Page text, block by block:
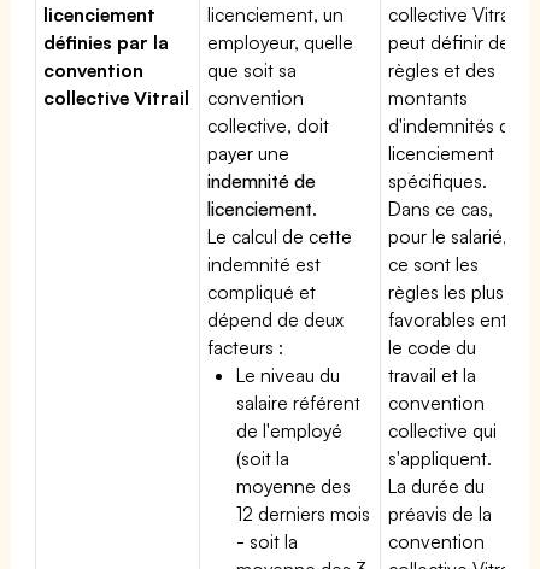
licenciement
définies par la
convention
collective Vitrail
licenciement, un
employeur, quelle
que soit sa
convention
collective, doit
payer une
indemnité de
licenciement.
Le calcul de cette
indemnité est
compliqué et
dépend de deux
facteurs :
Le niveau du
salaire référent
de l'employé
(soit la
moyenne des
12 derniers mois
- soit la
collective Vitrail
peut définir des
règles et des
montants
d'indemnités de
licenciement
spécifiques.
Dans ce cas,
pour le salarié,
ce sont les
règles les plus
favorables entre
le code du
travail et la
convention
collective qui
s'appliquent.
La durée du
préavis de la
convention